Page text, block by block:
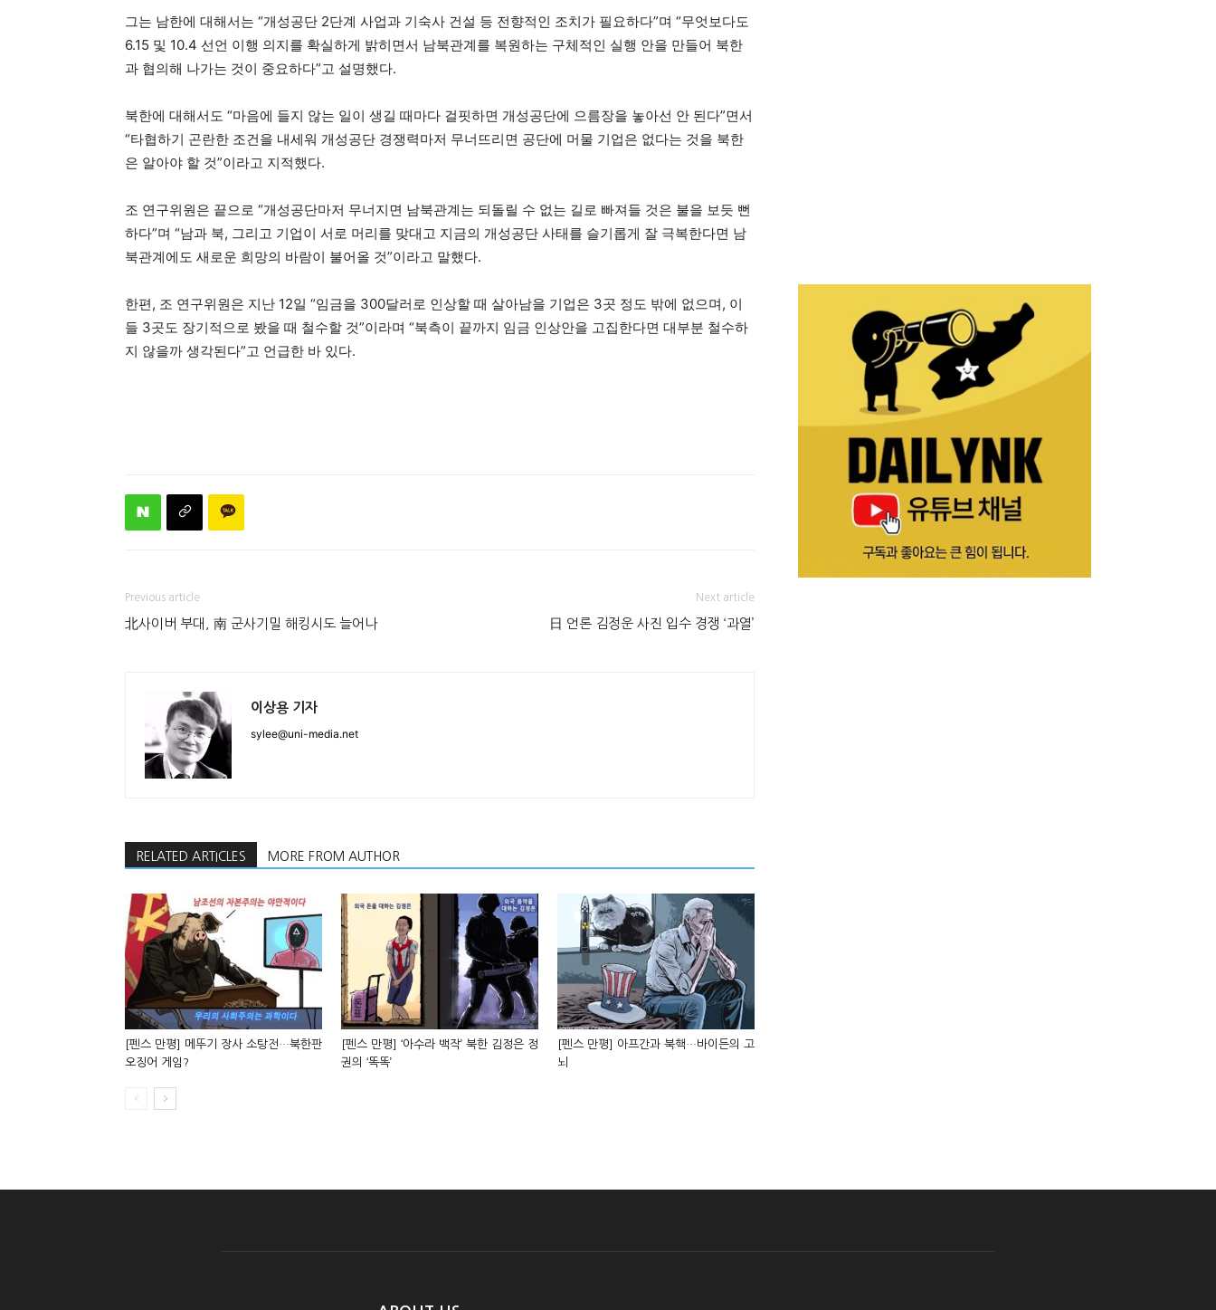
그는 남한에 대해서는 “개성공단 2단계 사업과 기숙사 건설 등 전향적인 조치가 필요하다”며 “무엇보다도
6.15 및 10.4 선언 이행 의지를 확실하게 밝히면서 남북관계를 복원하는 구체적인 실행 안을 만들어 북한
과 협의해 나가는 것이 중요하다”고 설명했다.
북한에 대해서도 “마음에 들지 않는 일이 생길 때마다 걸핏하면 개성공단에 으름장을 놓아선 안 된다”면서
“타협하기 곤란한 조건을 내세워 개성공단 경쟁력마저 무너뜨리면 공단에 머물 기업은 없다는 것을 북한
은 알아야 할 것”이라고 지적했다.
조 연구위원은 끝으로 “개성공단마저 무너지면 남북관계는 되돌릴 수 없는 길로 빠져들 것은 불을 보듯 뻔
하다”며 “남과 북, 그리고 기업이 서로 머리를 맞대고 지금의 개성공단 사태를 슬기롭게 잘 극복한다면 남
북관계에도 새로운 희망의 바람이 불어올 것”이라고 말했다.
한편, 조 연구위원은 지난 12일 “임금을 300달러로 인상할 때 살아남을 기업은 3곳 정도 밖에 없으며, 이
들 3곳도 장기적으로 봤을 때 철수할 것”이라며 “북측이 끝까지 임금 인상안을 고집한다면 대부분 철수하
지 않을까 생각된다”고 언급한 바 있다.
Previous article
北사이버 부대, 南 군사기밀 해킹시도 늘어나
Next article
日 언론 김정운 사진 입수 경쟁 ‘과열’
이상용 기자
sylee@uni-media.net
RELATED ARTICLES MORE FROM AUTHOR
[펜스 만평] 메뚜기 장사 소탕전…북한판
오징어 게임?
[펜스 만평] ‘아수라 백작’ 북한 김정은 정
권의 ‘똑똑’
[펜스 만평] 아프간과 북핵…바이든의 고
뇌